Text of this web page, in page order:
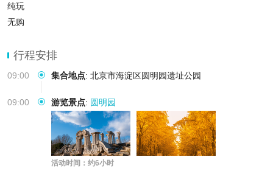
纯玩
无购
行程安排
09:00 集合地点: 北京市海淀区圆明园遗址公园
09:00 游览景点: 圆明园
活动时间：约6小时